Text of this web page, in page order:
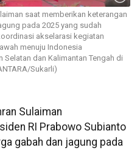
saat memberikan keterangan
pada 2025 yang sudah
akselarasi kegiatan
menuju Indonesia
dan Kalimantan Tengah di
Sukarli)
Sulaiman
RI Prabowo Subianto
gabah dan jagung pada